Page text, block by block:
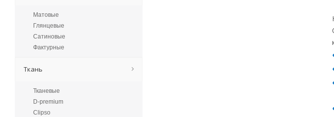
Матовые
Глянцевые
Сатиновые
Фактурные
Ткань
Тканевые
D-premium
Clipso